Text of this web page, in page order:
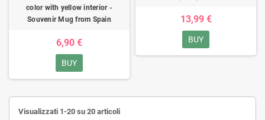
color with yellow interior -
Souvenir Mug from Spain
6,90 €
BUY
13,99 €
BUY
Visualizzati 1-20 su 20 articoli